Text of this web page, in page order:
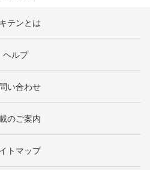
テンとは
ヘルプ
い合わせ
のご案内
トマップ